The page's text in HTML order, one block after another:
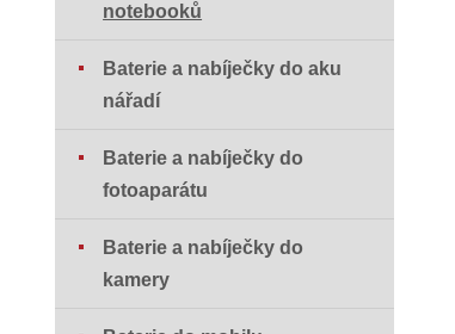
notebooků
Baterie a nabíječky do aku
nářadí
Baterie a nabíječky do
fotoaparátu
Baterie a nabíječky do
kamery